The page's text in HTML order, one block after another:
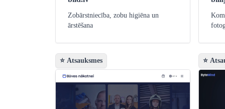
Zobārstniecība, zobu higiēna un
ārstēšana
⭐ Atsauksmes ⭐